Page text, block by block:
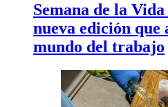
Semana de la
nueva edición que
mundo del trabajo